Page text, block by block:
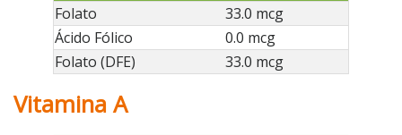
Folato
33.0 mcg
Ácido Fólico
0.0 mcg
Folato (DFE)
33.0 mcg
Vitamina A